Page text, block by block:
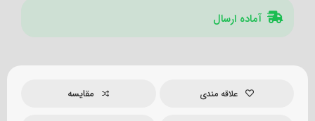
آماده ارسال
علاقه مندی مقایسه